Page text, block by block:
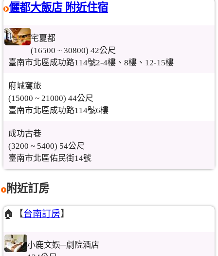
儷都大飯店 附近住宿
宅夏都
(16500 ~ 30800) 42公尺
臺南市北區成功路114號2-4樓、8樓、12-15樓
府城窩旅
(15000 ~ 21000) 44公尺
臺南市北區成功路114號6樓
成功古巷
(3200 ~ 5400) 54公尺
臺南市北區佑民街14號
附近訂房
🏠【台南訂房】
小鹿文娛─劇院酒店